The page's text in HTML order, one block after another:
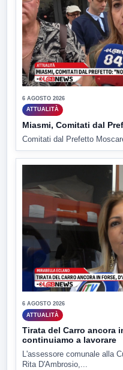
6 AGOSTO 2026
ATTUALITÀ
Miasmi, Comitati dal
Comitati dal Prefetto
6 AGOSTO 2026
ATTUALITÀ
Tirata del Carro ancora
continuiamo a lavorare
L'assessore comunale alla
Rita D'Ambrosio,...